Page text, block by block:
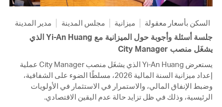
السكن بأسعار معقولة ميزانية مجلس المدينة مدير المدينة
جلسة أسئلة وأجوبة حول الميزانية مع Yi-An Huang الذي
يشغَل منصب City Manager
يستعرض Yi-An Huang الذي يشغَل منصب City Manager عملية
إعداد ميزانية السنة المالية 2026، مسلطًا الضوء على الشفافية،
وضبط الإنفاق المالي، والاستمرار في الاستثمار في الأولويات
الرئيسية، وذلك في ظل تزايد حالة عدم اليقين الاقتصادي.